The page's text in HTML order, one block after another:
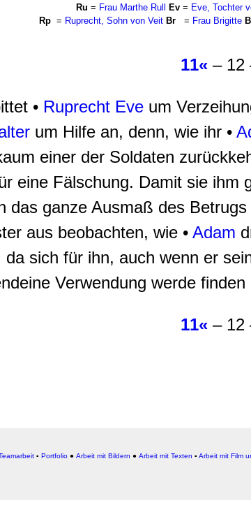
Ru = Frau Marthe Rull Ev= Eve, Tochter
Rp= Ruprecht, Sohn von VeitBr= Frau Brigitte
11« – 12
• Ruprecht Eve um
um Hilfe an, denn, wie ihr •
einer der Soldaten
eine Fälschung. Damit sie ihm
das ganze Ausmaß des
aus beobachten, wie • Adam
sich für ihn, auch wenn er
Verwendung werde finden
11« – 12
▪ Portfolio ● Arbeit mit Bildern ● Arbeit mit Texten ▪ Arbeit mit Film